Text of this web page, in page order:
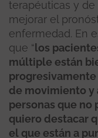
terapéuticas y
mejorar el
enfermedad. En
que “ los
múltiple están
de movimiento y
personas que no
quiero destacar
el que están a